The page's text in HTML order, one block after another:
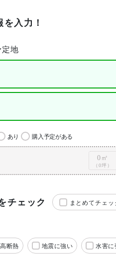
入力！
地
あり 購入予定がある
0㎡
（0坪）
チェック まとめてチェッ
断熱 地震に強い 水害に